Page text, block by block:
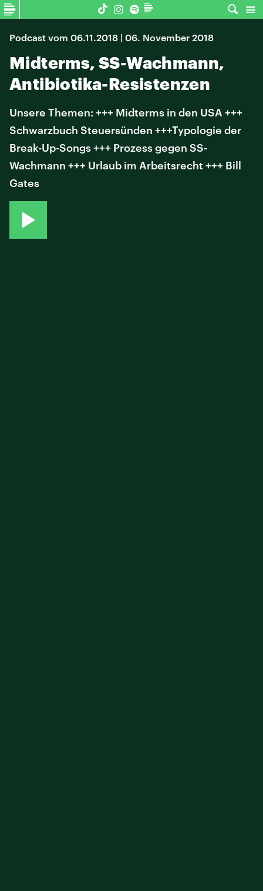
Podcast vom 06.11.2018 | 06. November 2018
Midterms, SS-Wachmann,
Antibiotika-Resistenzen
Unsere Themen: +++ Midterms in den USA +++
Schwarzbuch Steuersünden +++Typologie der
Break-Up-Songs +++ Prozess gegen SS-
Wachmann +++ Urlaub im Arbeitsrecht +++ Bill
Gates